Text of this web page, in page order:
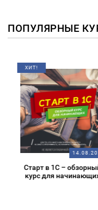
ПОПУЛЯРНЫЕ
ХИТ!
Старт в 1С – обзорный
курс для начинающих